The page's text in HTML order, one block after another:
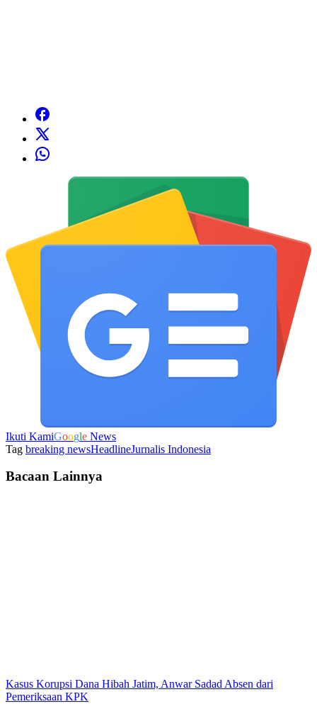
Ikuti KamiGoogle News
Tag breaking newsHeadlineJurnalis Indonesia
Bacaan Lainnya
Kasus Korupsi Dana Hibah Jatim, Anwar Sadad Absen dari
Pemeriksaan KPK